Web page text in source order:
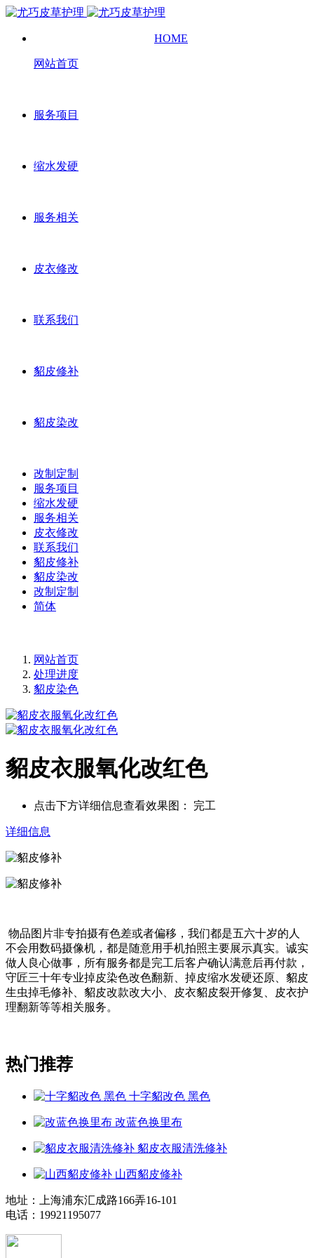
HOME
网站首页
服务项目
缩水发硬
服务相关
皮衣修改
联系我们
貂皮修补
貂皮染改
改制定制
服务项目
缩水发硬
服务相关
皮衣修改
联系我们
貂皮修补
貂皮染改
改制定制
简体
网站首页
处理进度
貂皮染色
貂皮衣服氧化改红色
点击下方详细信息查看效果图： 完工
详细信息
物品图片非专拍摄有色差或者偏移，我们都是五六十岁的人
不会用数码摄像机，都是随意用手机拍照主要展示真实。诚实
做人良心做事，所有服务都是完工后客户确认满意后再付款，
守匠三十年专业掉皮染色改色翻新、掉皮缩水发硬还原、貂皮
生虫掉毛修补、貂皮改款改大小、皮衣貂皮裂开修复、皮衣护
理翻新等等相关服务。
热门推荐
十字貂改色 黑色
改蓝色换里布
貂皮衣服清洗修补
山西貂皮修补
地址：上海浦东汇成路166弄16-101
电话：19921195077